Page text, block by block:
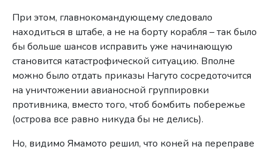
При этом, главнокомандующему следовало
находиться в штабе, а не на борту корабля – так было
бы больше шансов исправить уже начинающую
становится катастрофической ситуацию. Вполне
можно было отдать приказы Нагуто сосредоточится
на уничтожении авианосной группировки
противника, вместо того, чтоб бомбить побережье
(острова все равно никуда бы не делись).
Но, видимо Ямамото решил, что коней на переправе